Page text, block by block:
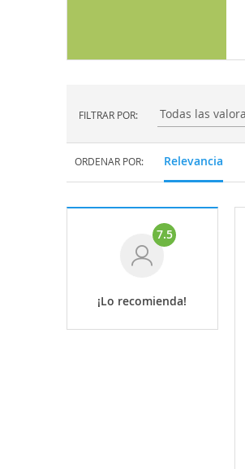
FILTRAR POR: Filtrar por:
ORDENAR POR: Relevancia
7.5
¡Lo recomienda!